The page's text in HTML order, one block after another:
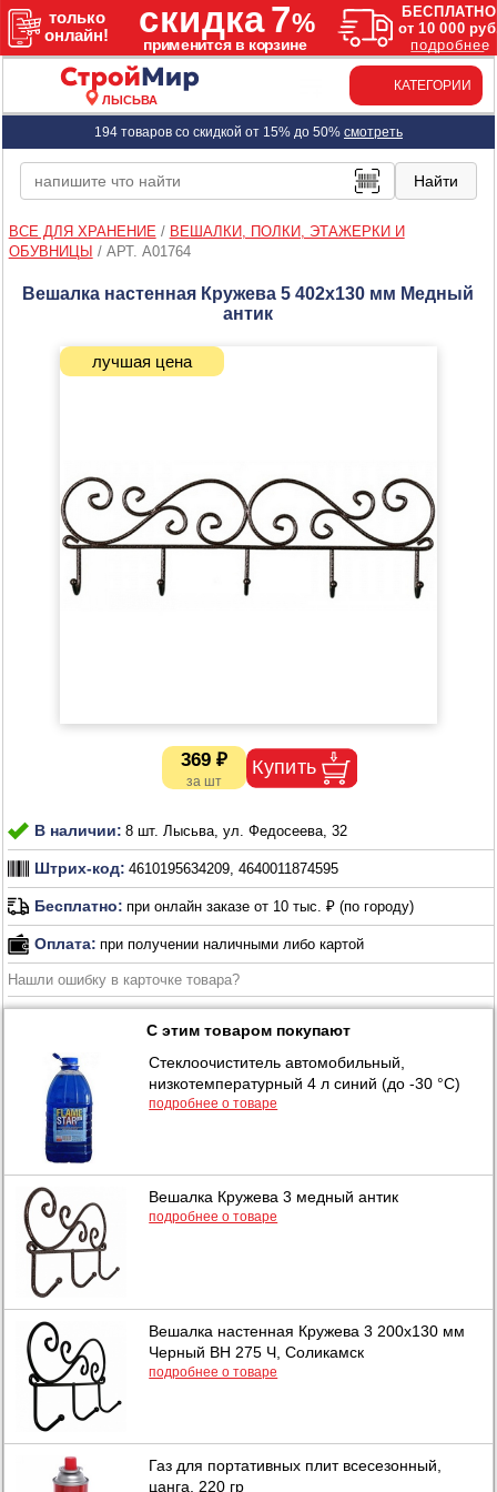
ЛЫСЬВА
КАТЕГОРИИ
194 товаров со скидкой от 15% до 50% смотреть
ВСЕ ДЛЯ ХРАНЕНИЕ / ВЕШАЛКИ, ПОЛКИ, ЭТАЖЕРКИ И
ОБУВНИЦЫ / АРТ. A01764
Вешалка настенная Кружева 5 402х130 мм Медный
антик
369 ₽
В наличии: 8 шт. Лысьва, ул. Федосеева, 32
Штрих-код: 4610195634209, 4640011874595
Бесплатно: при онлайн заказе от 10 тыс. ₽ (по городу)
Оплата: при получении наличными либо картой
Нашли ошибку в карточке товара?
С этим товаром покупают
Стеклоочиститель автомобильный,
низкотемпературный 4 л синий (до -30 °C)
подробнее о товаре
Вешалка Кружева 3 медный антик
подробнее о товаре
Вешалка настенная Кружева 3 200х130 мм
Черный ВН 275 Ч, Соликамск
подробнее о товаре
Газ для портативных плит всесезонный,
цанга, 220 гр